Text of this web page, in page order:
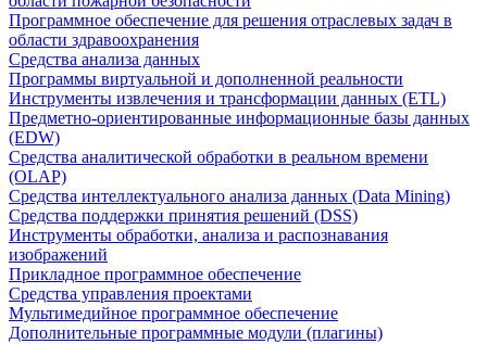
Программное обеспечение для решения отраслевых задач в
области здравоохранения
Средства анализа данных
Программы виртуальной и дополненной реальности
Инструменты извлечения и трансформации данных (ETL)
Предметно-ориентированные информационные базы данных
(EDW)
Средства аналитической обработки в реальном времени
(OLAP)
Средства интеллектуального анализа данных (Data Mining)
Средства поддержки принятия решений (DSS)
Инструменты обработки, анализа и распознавания
изображений
Прикладное программное обеспечение
Средства управления проектами
Мультимедийное программное обеспечение
Дополнительные программные модули (плагины)